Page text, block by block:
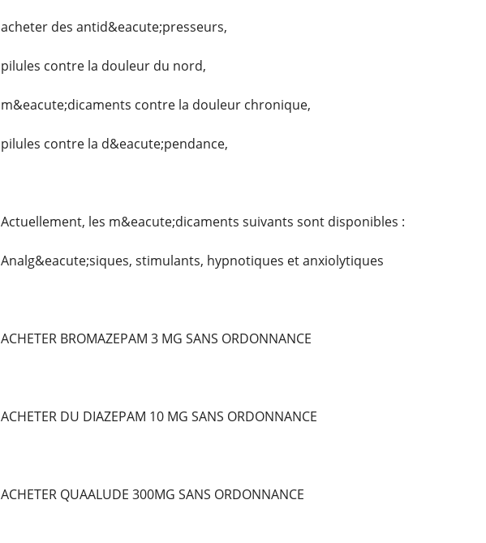
acheter des antid&eacute;presseurs,
pilules contre la douleur du nord,
m&eacute;dicaments contre la douleur chronique,
pilules contre la d&eacute;pendance,
Actuellement, les m&eacute;dicaments suivants sont disponibles :
Analg&eacute;siques, stimulants, hypnotiques et anxiolytiques
ACHETER BROMAZEPAM 3 MG SANS ORDONNANCE
ACHETER DU DIAZEPAM 10 MG SANS ORDONNANCE
ACHETER QUAALUDE 300MG SANS ORDONNANCE